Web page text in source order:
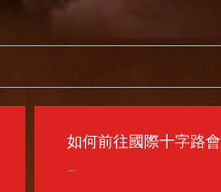
如何前往國際十字路會
...